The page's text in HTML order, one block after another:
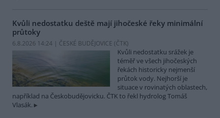
Kvůli nedostatku deště mají jihočeské řeky minimální
průtoky
6.8.2026 14:24 | ČESKÉ BUDĚJOVICE (ČTK)
Kvůli nedostatku srážek je
téměř ve všech jihočeských
řekách historicky nejmenší
průtok vody. Nejhorší je
situace v rovinatých oblastech,
například na Českobudějovicku. ČTK to řekl hydrolog Tomáš
Vlasák.